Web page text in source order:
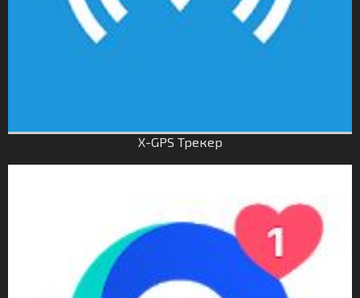
X-GPS Трекер